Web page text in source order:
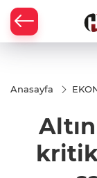
Anasayfa